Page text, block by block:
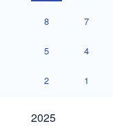
8 7
5 4
2 1
2025
2025